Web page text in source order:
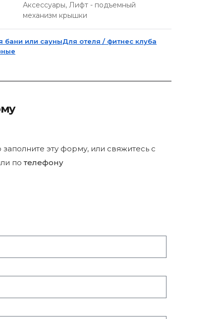
Аксессуары, Лифт - подъемный
механизм крышки
бани или сауныДля отеля / фитнес клуба
заполните эту форму, или свяжитесь с
потелефону